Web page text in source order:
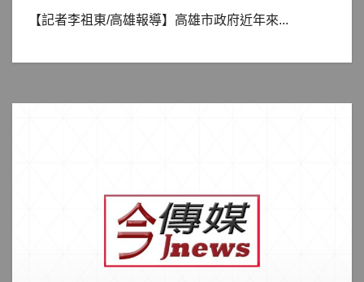
【記者李祖東/高雄報導】高雄市政府近年來...